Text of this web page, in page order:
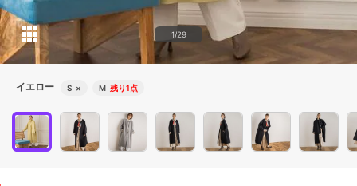
1/29
イエロー S × M 残り1点